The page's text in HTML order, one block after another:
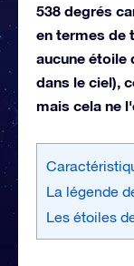
538 degrés
en termes de
aucune étoile
dans le ciel),
mais cela ne
La légende
Les étoiles